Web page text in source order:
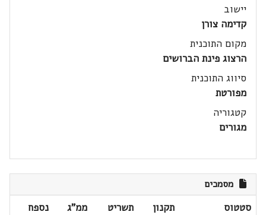
יישוב
קדימה צורן
מקום התוכנית
הרצוג פינת הברושים
סיווג התוכנית
מפורטת
קטגוריה
מגורים
מסמכים
סטטוס תקנון תשריט ממ"ג
נספח